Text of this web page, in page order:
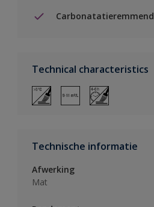
Carbonatatieremmend
Technical characteristics
Technische informatie
Afwerking
Mat